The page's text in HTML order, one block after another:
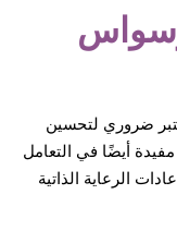
ضروري لتحسين
مفيدة أيضًا في التعامل
الرعاية الذاتية